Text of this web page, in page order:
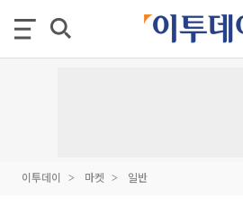
이투데이 마켓 일반